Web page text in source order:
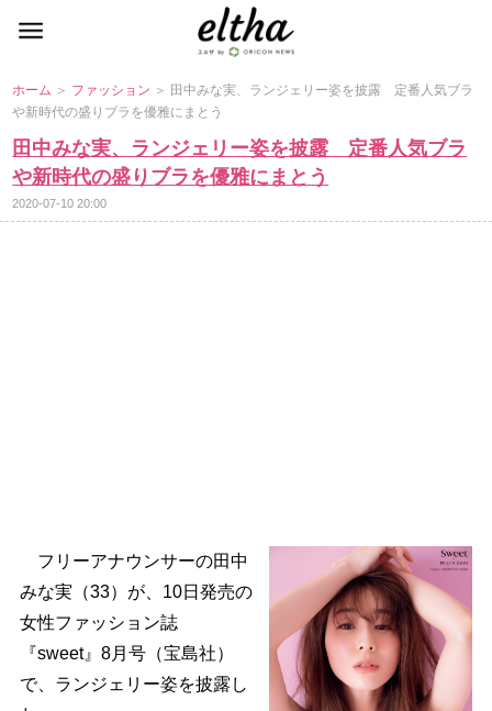
ホーム ＞ ファッション ＞ 田中みな実、ランジェリー姿を披露 定番人気ブラ
新時代の盛りブラを優雅にまとう
田中みな実、ランジェリー姿を披露 定番人気ブラ
新時代の盛りブラを優雅にまとう
2020-07-10 20:00
フリーアナウンサーの田中
みな実（33）が、10日発売の
女性ファッション誌
『sweet』8月号（宝島社）
で、ランジェリー姿を披露し